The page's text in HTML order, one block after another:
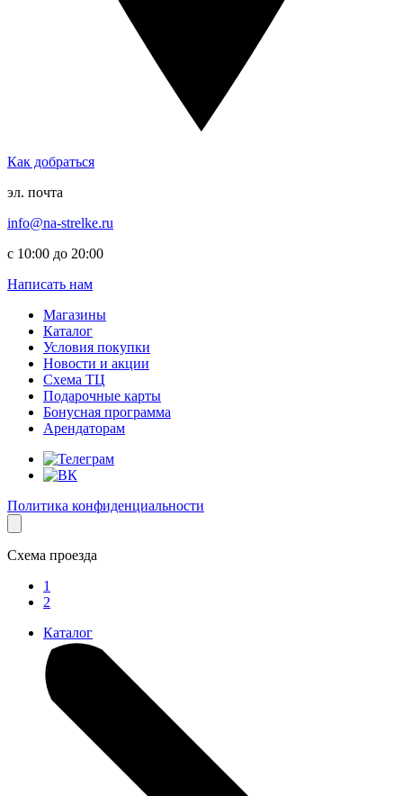
Как добраться
эл. почта
info@na-strelke.ru
с 10:00 до 20:00
Написать нам
Магазины
Каталог
Условия покупки
Новости и акции
Схема ТЦ
Подарочные карты
Бонусная программа
Арендаторам
Политика конфиденциальности
Схема проезда
1
2
Каталог